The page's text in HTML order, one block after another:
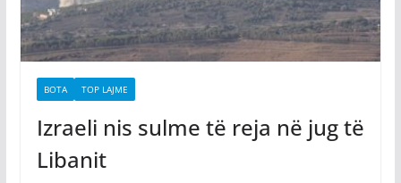
BOTA TOP LAJME
Izraeli nis sulme të reja në jug të
Libanit